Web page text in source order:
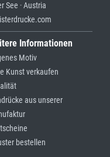
See · Austria
Informationen
Motiv
Kunst verkaufen
aus unserer
bestellen